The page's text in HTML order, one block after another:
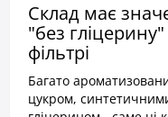
Склад має
"без
фільтрі
Багато
цукром,